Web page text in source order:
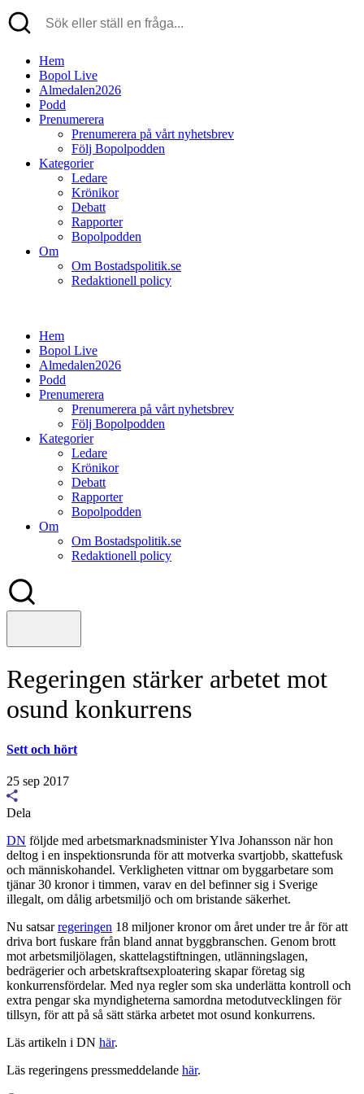
Hem
Bopol Live
Almedalen2026
Podd
Prenumerera
Prenumerera på vårt nyhetsbrev
Följ Bopolpodden
Kategorier
Ledare
Krönikor
Debatt
Rapporter
Bopolpodden
Om
Om Bostadspolitik.se
Redaktionell policy
Hem
Bopol Live
Almedalen2026
Podd
Prenumerera
Prenumerera på vårt nyhetsbrev
Följ Bopolpodden
Kategorier
Ledare
Krönikor
Debatt
Rapporter
Bopolpodden
Om
Om Bostadspolitik.se
Redaktionell policy
Regeringen stärker arbetet mot
osund konkurrens
Sett och hört
25 sep 2017
Dela
DN följde med arbetsmarknadsminister Ylva Johansson när hon
deltog i en inspektionsrunda för att motverka svartjobb, skattefusk
och människohandel. Verkligheten vittnar om byggarbetare som
tjänar 30 kronor i timmen, varav en del befinner sig i Sverige
illegalt, om dålig arbetsmiljö och om bristande säkerhet.
Nu satsarregeringen 18 miljoner kronor om året under tre år för att
driva bort fuskare från bland annat byggbranschen. Genom brott
mot arbetsmiljölagen, skattelagstiftningen, utlänningslagen,
bedrägerier och arbetskraftsexploatering skapar företag sig
konkurrensfördelar. Med nya regler som ska underlätta kontroll och
extra pengar ska myndigheterna samordna metodutvecklingen för
tillsyn, för att på så sätt stärka arbetet mot osund konkurrens.
Läs artikeln i DN här.
Läs regeringens pressmeddelande här.